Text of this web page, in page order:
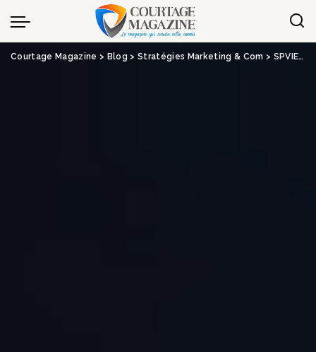
Panneau de gestion des cookies
Courtage Magazine > Blog > Stratégies Marketing & Com > SPVIE Assurances dépoussière son offre de complémentaire santé SPVIE International – Assurance & Banque 2.0